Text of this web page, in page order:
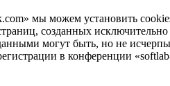
мы можем установить
созданных
могут быть, но не
в конференции